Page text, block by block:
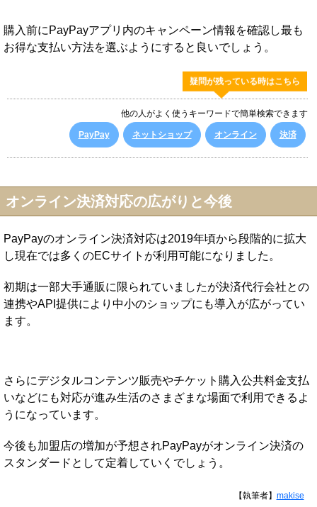
購入前にPayPayアプリ内のキャンペーン情報を確認し最も
お得な支払い方法を選ぶようにすると良いでしょう。
疑問が残っている時はこちら
他の人がよく使うキーワードで簡単検索できます
PayPay ネットショップ オンライン 決済
オンライン決済対応の広がりと今後
PayPayのオンライン決済対応は2019年頃から段階的に拡大
し現在では多くのECサイトが利用可能になりました。
初期は一部大手通販に限られていましたが決済代行会社との
連携やAPI提供により中小のショップにも導入が広がってい
ます。
さらにデジタルコンテンツ販売やチケット購入公共料金支払
いなどにも対応が進み生活のさまざまな場面で利用できるよ
うになっています。
今後も加盟店の増加が予想されPayPayがオンライン決済の
スタンダードとして定着していくでしょう。
【執筆者】 makise